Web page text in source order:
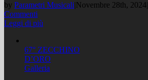
by Parametri Musicali|Novembre 28th, 2024|
Commenti
Leggi di più
67° ZECCHINO
D’ORO
Galleria